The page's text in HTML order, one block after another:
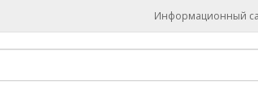
Информационный